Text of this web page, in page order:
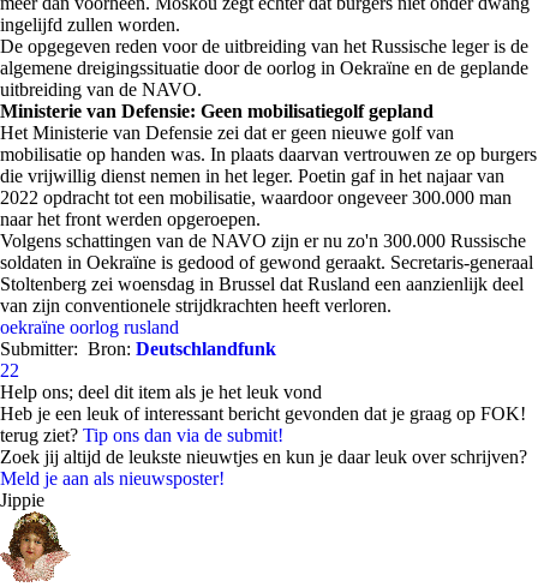
ingelijfd zullen worden.
De opgegeven reden voor de uitbreiding van het Russische leger is de
algemene dreigingssituatie door de oorlog in Oekraïne en de geplande
uitbreiding van de NAVO.
Ministerie van Defensie: Geen mobilisatiegolf gepland
Het Ministerie van Defensie zei dat er geen nieuwe golf van
mobilisatie op handen was. In plaats daarvan vertrouwen ze op burgers
die vrijwillig dienst nemen in het leger. Poetin gaf in het najaar van
2022 opdracht tot een mobilisatie, waardoor ongeveer 300.000 man
naar het front werden opgeroepen.
Volgens schattingen van de NAVO zijn er nu zo'n 300.000 Russische
soldaten in Oekraïne is gedood of gewond geraakt. Secretaris-generaal
Stoltenberg zei woensdag in Brussel dat Rusland een aanzienlijk deel
van zijn conventionele strijdkrachten heeft verloren.
oekraïne oorlog rusland
Submitter: Bron: Deutschlandfunk
22
Help ons; deel dit item als je het leuk vond
Heb je een leuk of interessant bericht gevonden dat je graag op FOK!
terug ziet? Tip ons dan via de submit!
Zoek jij altijd de leukste nieuwtjes en kun je daar leuk over schrijven?
Meld je aan als nieuwsposter!
Jippie